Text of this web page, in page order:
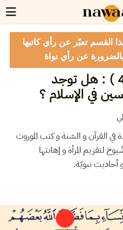
القسم تعبّر عن رأي كاتبها
عن رأي نواة
إصلاح الإسلام ( 4 ) : هل توجد
في الإسلام ؟
في القرآن و السّنة و كتب الموروث
لتقزيم المرأة و إهانتها
نبويّة.